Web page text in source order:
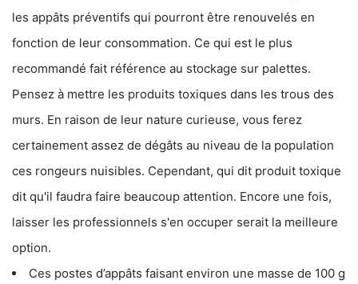
les appâts préventifs qui pourront être renouvelés en
fonction de leur consommation. Ce qui est le plus
recommandé fait référence au stockage sur palettes.
Pensez à mettre les produits toxiques dans les trous des
murs. En raison de leur nature curieuse, vous ferez
certainement assez de dégâts au niveau de la population
ces rongeurs nuisibles. Cependant, qui dit produit toxique
dit qu'il faudra faire beaucoup attention. Encore une fois,
laisser les professionnels s'en occuper serait la meilleure
option.
Ces postes d’appâts faisant environ une masse de 100 g